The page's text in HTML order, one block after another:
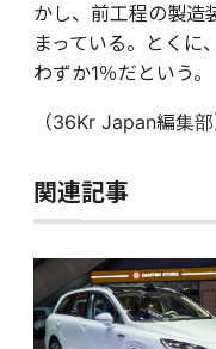
かし、前工程の製造
まっている。とくに
わずか1％だという。
（36Kr Japan編集部
関連記事